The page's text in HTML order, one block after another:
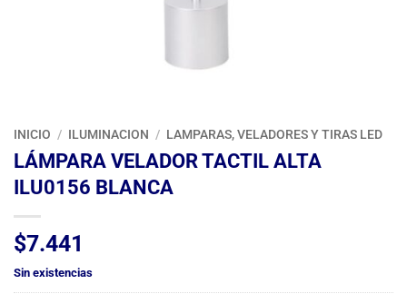
INICIO / ILUMINACION / LAMPARAS, VELADORES Y TIRAS LED
LÁMPARA VELADOR TACTIL ALTA
ILU0156 BLANCA
$7.441
Sin existencias